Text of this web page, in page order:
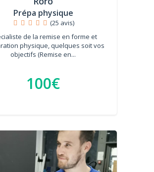
Prépa physique
(25 avis)
de la remise en forme et
physique, quelques soit vos
objectifs (Remise en...
100€